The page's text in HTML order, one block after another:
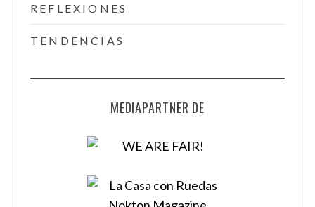
REFLEXIONES
TENDENCIAS
MEDIAPARTNER DE